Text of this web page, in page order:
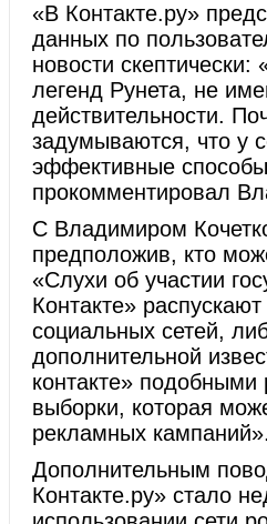
«В Контакте.ру»
данных по
новости
легенд Рунета, не
действительности.
задумываются, что у
эффективные
прокомментировал
С Владимиром
предположив, кто
«Слухи об участии
Контакте»
социальных сетей,
дополнительной
контакте» подобными
выборки, которая
рекламных
Дополнительным
Контакте.ру» стало